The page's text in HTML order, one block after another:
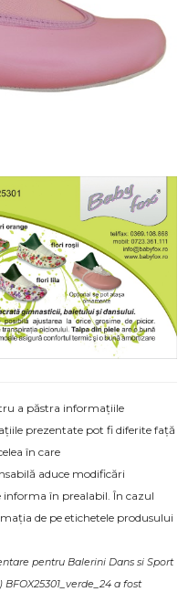
a păstra informațiile
prezentate pot fi diferite față
în care
aduce modificări
informa în prealabil. În cazul
de pe etichetele produsului
pentru Balerini Dans si Sport
a fost